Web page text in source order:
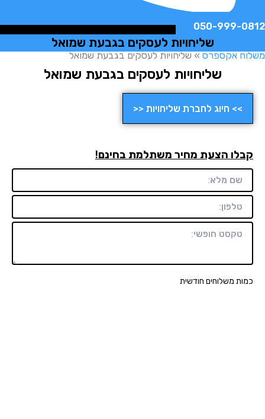
050-999-
שליחויות לעסקים בגבעת שמואל
אקספרס»שליחויות לעסקים בגבעת שמואל
שליחויות לעסקים בגבעת שמואל
>> חיוג לחברת שליחויות <<
הצעת מחיר משתלמת בחינם!
משלוחים חודשית